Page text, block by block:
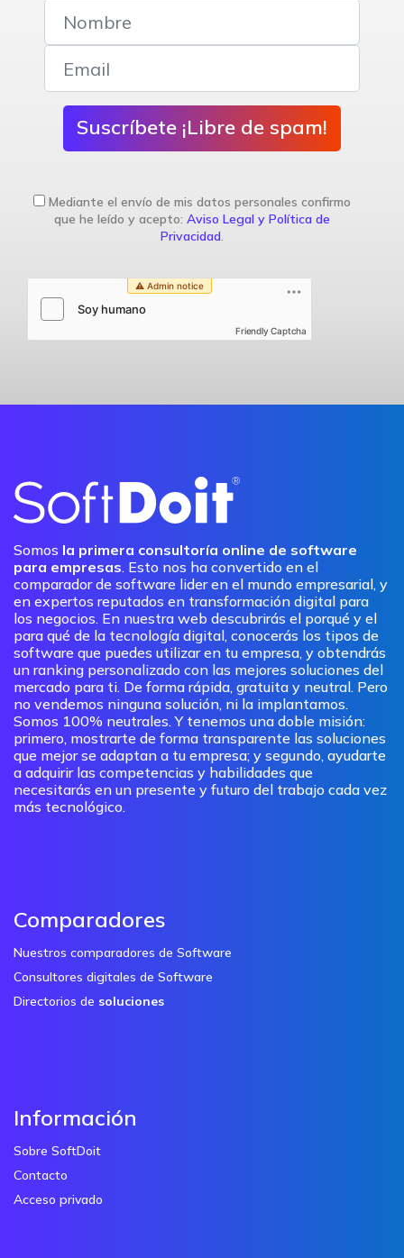
Suscríbete ¡Libre de spam!
Mediante el envío de mis datos personales confirmo
que he leído y acepto: Aviso Legal y Política de
Privacidad.
Friendly Captcha
Somos la primera consultoría online de software
para empresas. Esto nos ha convertido en el
comparador de software lider en el mundo empresarial, y
en expertos reputados en transformación digital para
los negocios. En nuestra web descubrirás el porqué y el
para qué de la tecnología digital, conocerás los tipos de
software que puedes utilizar en tu empresa, y obtendrás
un ranking personalizado con las mejores soluciones del
mercado para ti. De forma rápida, gratuita y neutral. Pero
no vendemos ninguna solución, ni la implantamos.
Somos 100% neutrales. Y tenemos una doble misión:
primero, mostrarte de forma transparente las soluciones
que mejor se adaptan a tu empresa; y segundo, ayudarte
a adquirir las competencias y habilidades que
necesitarás en un presente y futuro del trabajo cada vez
más tecnológico.
Comparadores
Nuestros comparadores de Software
Consultores digitales de Software
Directorios de soluciones
Información
Sobre SoftDoit
Contacto
Acceso privado